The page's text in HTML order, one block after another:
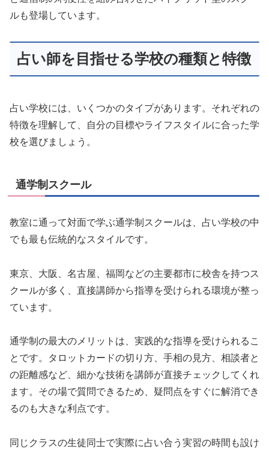
ルも登場しています。
占い師を目指せる学校の種類と特徴
占い学校には、いくつかのタイプがあります。それぞれの
特徴を理解して、自分の目標やライフスタイルに合った学
校を選びましょう。
通学制スクール
教室に通って対面で学ぶ通学制スクールは、占い学校の中
でも最も伝統的なスタイルです。
東京、大阪、名古屋、福岡などの主要都市に校舎を持つス
クールが多く、直接講師から指導を受けられる環境が整っ
ています。
通学制の最大のメリットは、実践的な指導を受けられるこ
とです。タロットカードの切り方、手相の見方、相談者と
の距離感など、細かな技術を講師が直接チェックしてくれ
ます。その場で質問できるため、疑問点をすぐに解消でき
るのも大きな利点です。
同じクラスの生徒同士で実際に占い合う実習の時間も設け